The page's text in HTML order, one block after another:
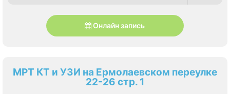
Онлайн запись
МРТ КТ и УЗИ на Ермолаевском переулке
22-26 стр. 1